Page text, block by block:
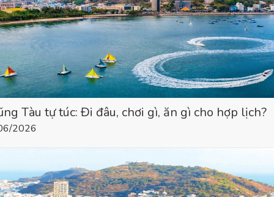
Tàu tự túc: Đi đâu, chơi gì, ăn gì cho hợp lịch?
2026